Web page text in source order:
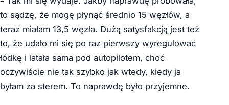
to sądzę, że mogę płynąć średnio 15 węzłów, a
teraz miałam 13,5 węzła. Dużą satysfakcją jest też
to, że udało mi się po raz pierwszy wyregulować
łódkę i latała sama pod autopilotem, choć
oczywiście nie tak szybko jak wtedy, kiedy ja
byłam za sterem. To naprawdę było przyjemne.